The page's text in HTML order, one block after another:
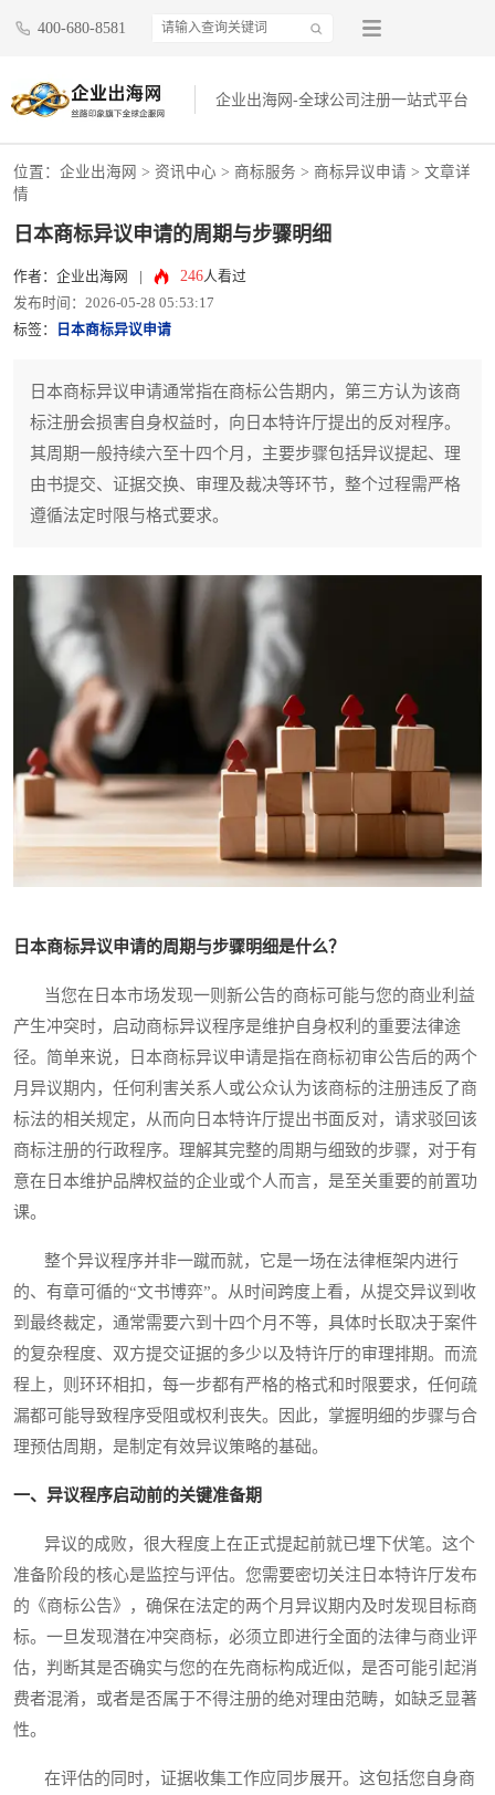
400-680-8581
企业出海网-全球公司注册一站式平台
位置： 企业出海网 > 资讯中心 > 商标服务 > 商标异议申请 > 文章详
情
日本商标异议申请的周期与步骤明细
作者：企业出海网 246人看过
发布时间：2026-05-28 05:53:17
标签：
日本商标异议申请
日本商标异议申请通常指在商标公告期内，第三方认为该商
标注册会损害自身权益时，向日本特许厅提出的反对程序。
其周期一般持续六至十四个月，主要步骤包括异议提起、理
由书提交、证据交换、审理及裁决等环节，整个过程需严格
遵循法定时限与格式要求。
日本商标异议申请的周期与步骤明细是什么？
当您在日本市场发现一则新公告的商标可能与您的商业利益
产生冲突时，启动商标异议程序是维护自身权利的重要法律途
径。简单来说，日本商标异议申请是指在商标初审公告后的两个
月异议期内，任何利害关系人或公众认为该商标的注册违反了商
标法的相关规定，从而向日本特许厅提出书面反对，请求驳回该
商标注册的行政程序。理解其完整的周期与细致的步骤，对于有
意在日本维护品牌权益的企业或个人而言，是至关重要的前置功
课。
整个异议程序并非一蹴而就，它是一场在法律框架内进行
的、有章可循的“文书博弈”。从时间跨度上看，从提交异议到收
到最终裁定，通常需要六到十四个月不等，具体时长取决于案件
的复杂程度、双方提交证据的多少以及特许厅的审理排期。而流
程上，则环环相扣，每一步都有严格的格式和时限要求，任何疏
漏都可能导致程序受阻或权利丧失。因此，掌握明细的步骤与合
理预估周期，是制定有效异议策略的基础。
一、异议程序启动前的关键准备期
异议的成败，很大程度上在正式提起前就已埋下伏笔。这个
准备阶段的核心是监控与评估。您需要密切关注日本特许厅发布
的《商标公告》，确保在法定的两个月异议期内及时发现目标商
标。一旦发现潜在冲突商标，必须立即进行全面的法律与商业评
估，判断其是否确实与您的在先商标构成近似，是否可能引起消
费者混淆，或者是否属于不得注册的绝对理由范畴，如缺乏显著
性。
在评估的同时，证据收集工作应同步展开。这包括您自身商